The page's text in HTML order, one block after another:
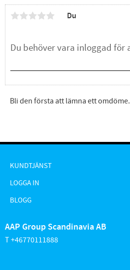
Du
Bli den första att lämna ett omdöme.
KUNDTJÄNST
LOGGA IN
BLOGG
AAP Group Scandinavia AB
T +46770111888